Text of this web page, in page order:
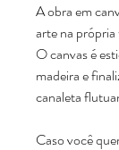
A obra em
arte na
O canvas é
madeira e
canaleta
Caso você